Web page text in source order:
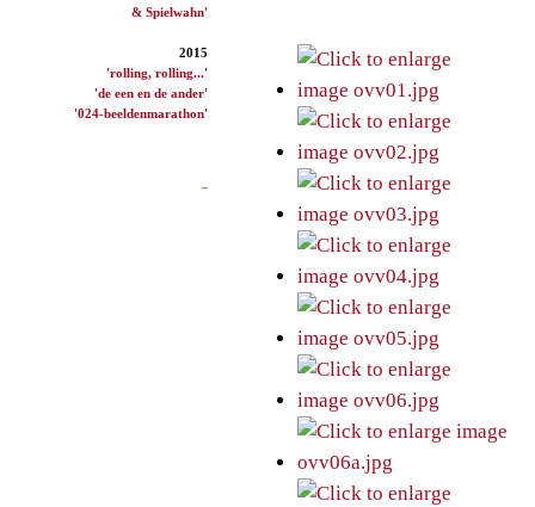
& Spielwahn'
2015
'rolling, rolling...'
'de een en de ander'
'024-beeldenmarathon'